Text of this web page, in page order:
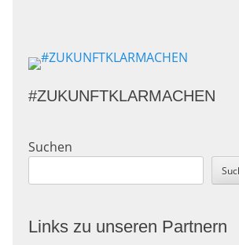
#ZUKUNFTKLARMACHEN
Suchen
Links zu unseren Partnern